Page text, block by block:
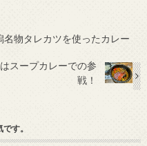
物タレカツを使ったカレー
スープカレーでの参
戦！
す。